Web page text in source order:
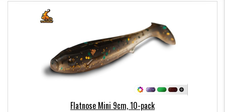
Flatnose Mini 9cm, 10-pack